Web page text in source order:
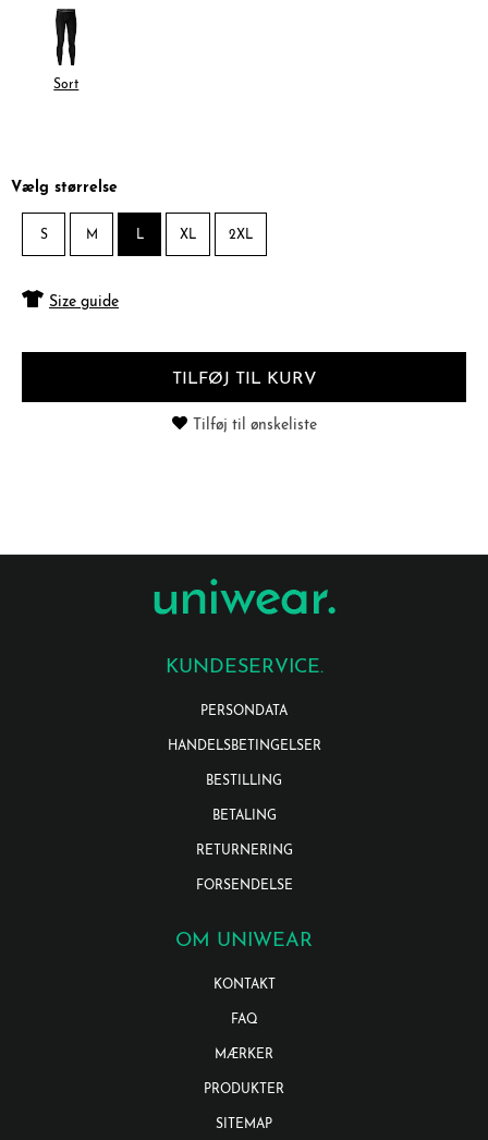
Sort
Vælg størrelse
S M L XL 2XL
Size guide
TILFØJ TIL KURV
Tilføj til ønskeliste
KUNDESERVICE.
PERSONDATA
HANDELSBETINGELSER
BESTILLING
BETALING
RETURNERING
FORSENDELSE
OM UNIWEAR
KONTAKT
FAQ
MÆRKER
PRODUKTER
SITEMAP